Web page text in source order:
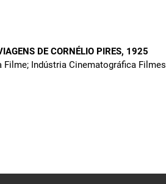
DE CORNÉLIO PIRES, 1925
Filme; Indústria Cinematográfica Filmes